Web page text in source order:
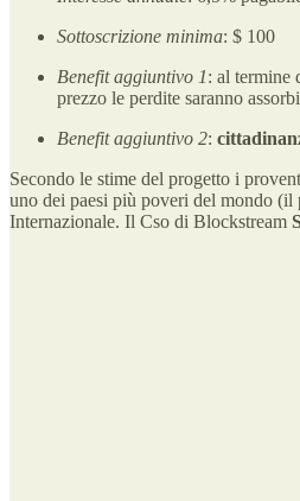
Sottoscrizione minima: $ 100
Benefit aggiuntivo 1: al termine
prezzo le perdite saranno
Benefit aggiuntivo 2:
Secondo le stime del progetto i
uno dei paesi più poveri del mondo
Internazionale. Il Cso di Blockstream